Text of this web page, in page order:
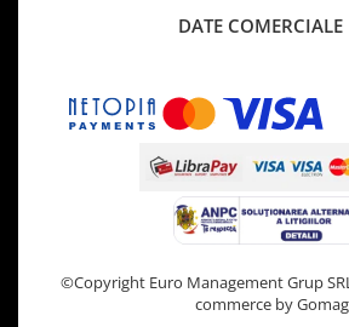
DATE COMERCIALE
©Copyright Euro Management Grup
commerce by Gomag